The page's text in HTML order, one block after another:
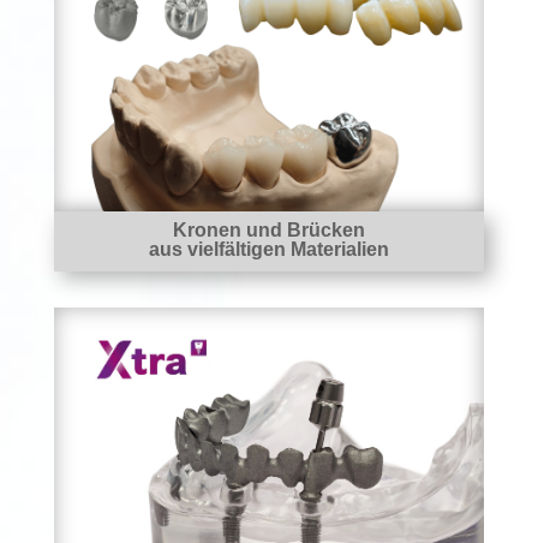
Kronen und Brücken
aus vielfältigen Materialien